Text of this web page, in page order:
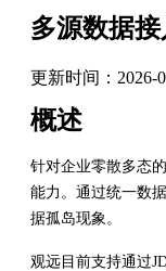
多源数据
更新时间： 2026-
概述
针对企业零散多态
能力。通过统一数
据孤岛现象。
观远目前支持通过